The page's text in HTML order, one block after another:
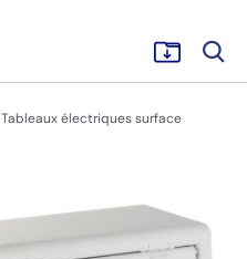
Tableaux électriques surface